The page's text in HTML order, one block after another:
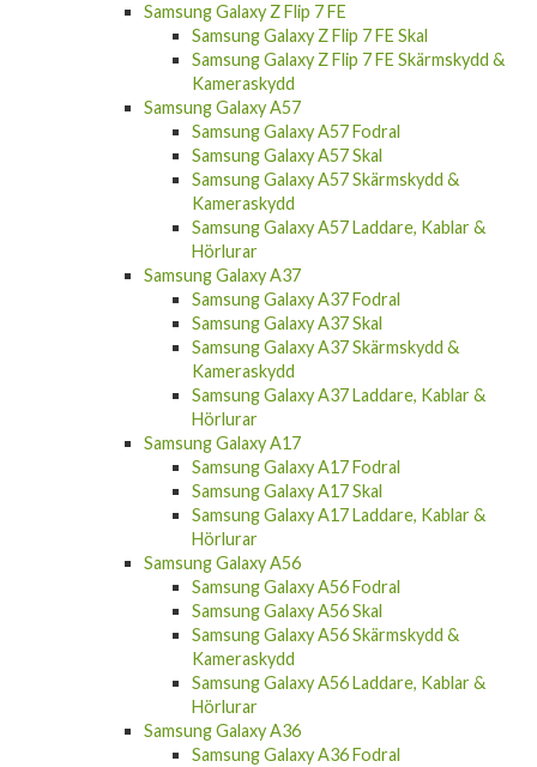
Samsung Galaxy Z Flip 7 FE
Samsung Galaxy Z Flip 7 FE Skal
Samsung Galaxy Z Flip 7 FE Skärmskydd &
Kameraskydd
Samsung Galaxy A57
Samsung Galaxy A57 Fodral
Samsung Galaxy A57 Skal
Samsung Galaxy A57 Skärmskydd &
Kameraskydd
Samsung Galaxy A57 Laddare, Kablar &
Hörlurar
Samsung Galaxy A37
Samsung Galaxy A37 Fodral
Samsung Galaxy A37 Skal
Samsung Galaxy A37 Skärmskydd &
Kameraskydd
Samsung Galaxy A37 Laddare, Kablar &
Hörlurar
Samsung Galaxy A17
Samsung Galaxy A17 Fodral
Samsung Galaxy A17 Skal
Samsung Galaxy A17 Laddare, Kablar &
Hörlurar
Samsung Galaxy A56
Samsung Galaxy A56 Fodral
Samsung Galaxy A56 Skal
Samsung Galaxy A56 Skärmskydd &
Kameraskydd
Samsung Galaxy A56 Laddare, Kablar &
Hörlurar
Samsung Galaxy A36
Samsung Galaxy A36 Fodral